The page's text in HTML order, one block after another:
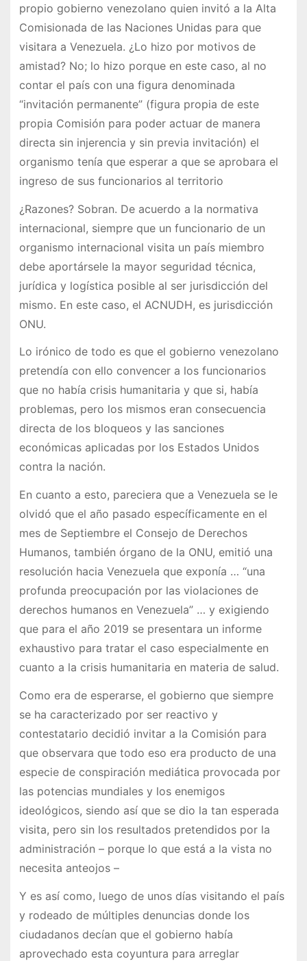
propio gobierno venezolano quien invitó a la Alta
Comisionada de las Naciones Unidas para que
visitara a Venezuela. ¿Lo hizo por motivos de
amistad? No; lo hizo porque en este caso, al no
contar el país con una figura denominada
“invitación permanente” (figura propia de este
propia Comisión para poder actuar de manera
directa sin injerencia y sin previa invitación) el
organismo tenía que esperar a que se aprobara el
ingreso de sus funcionarios al territorio
¿Razones? Sobran. De acuerdo a la normativa
internacional, siempre que un funcionario de un
organismo internacional visita un país miembro
debe aportársele la mayor seguridad técnica,
jurídica y logística posible al ser jurisdicción del
mismo. En este caso, el ACNUDH, es jurisdicción
ONU.
Lo irónico de todo es que el gobierno venezolano
pretendía con ello convencer a los funcionarios
que no había crisis humanitaria y que si, había
problemas, pero los mismos eran consecuencia
directa de los bloqueos y las sanciones
económicas aplicadas por los Estados Unidos
contra la nación.
En cuanto a esto, pareciera que a Venezuela se le
olvidó que el año pasado específicamente en el
mes de Septiembre el Consejo de Derechos
Humanos, también órgano de la ONU, emitió una
resolución hacia Venezuela que exponía … “una
profunda preocupación por las violaciones de
derechos humanos en Venezuela” … y exigiendo
que para el año 2019 se presentara un informe
exhaustivo para tratar el caso especialmente en
cuanto a la crisis humanitaria en materia de salud.
Como era de esperarse, el gobierno que siempre
se ha caracterizado por ser reactivo y
contestatario decidió invitar a la Comisión para
que observara que todo eso era producto de una
especie de conspiración mediática provocada por
las potencias mundiales y los enemigos
ideológicos, siendo así que se dio la tan esperada
visita, pero sin los resultados pretendidos por la
administración – porque lo que está a la vista no
necesita anteojos –
Y es así como, luego de unos días visitando el país
y rodeado de múltiples denuncias donde los
ciudadanos decían que el gobierno había
aprovechado esta coyuntura para arreglar